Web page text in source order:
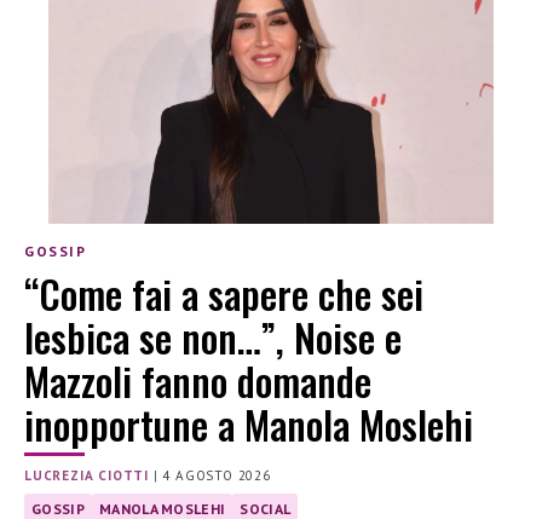
GOSSIP
“Come fai a sapere che sei
lesbica se non…”, Noise e
Mazzoli fanno domande
inopportune a Manola Moslehi
LUCREZIA CIOTTI |4 AGOSTO 2026
GOSSIP MANOLA MOSLEHI SOCIAL